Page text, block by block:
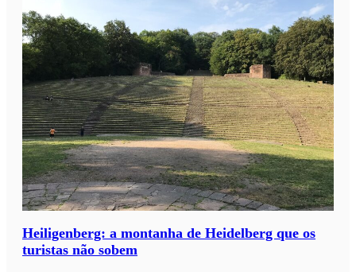
Heiligenberg: a montanha de Heidelberg que os
turistas não sobem